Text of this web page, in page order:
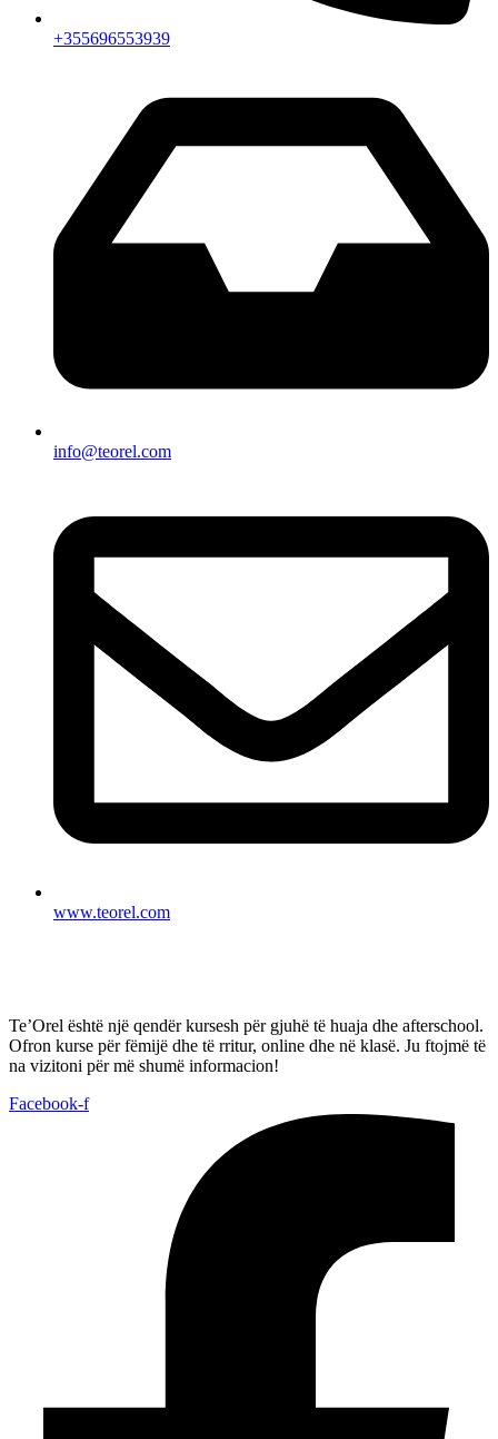
+355696553939
info@teorel.com
www.teorel.com
Te’Orel është një qendër kursesh për gjuhë të huaja dhe afterschool.
Ofron kurse për fëmijë dhe të rritur, online dhe në klasë. Ju ftojmë të
na vizitoni për më shumë informacion!
Facebook-f